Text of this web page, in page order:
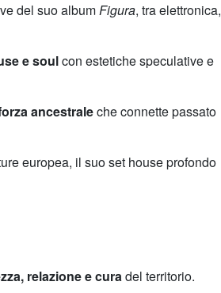
del suo albumFigura, tra elettronica,
e soulcon estetiche speculative e
ancestraleche connette passato
europea, il suo set house profondo
relazione e curadel territorio.